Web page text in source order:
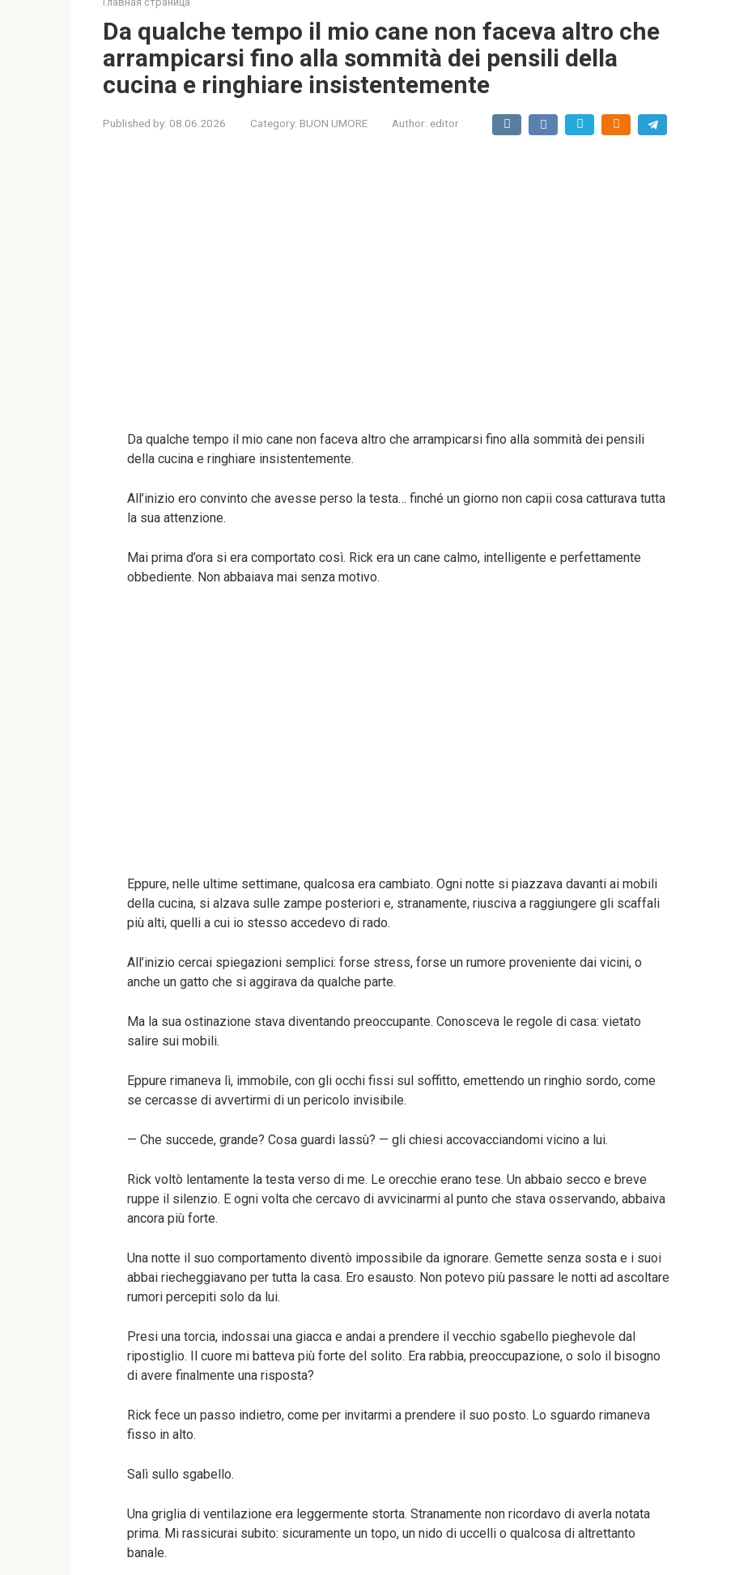
Da qualche tempo il mio cane non faceva altro che
arrampicarsi fino alla sommità dei pensili della
cucina e ringhiare insistentemente
Published by: 08.06.2026 Category: BUON UMORE Author: editor
Da qualche tempo il mio cane non faceva altro che arrampicarsi fino alla sommità dei pensili
della cucina e ringhiare insistentemente.
All’inizio ero convinto che avesse perso la testa… finché un giorno non capii cosa catturava tutta
la sua attenzione.
Mai prima d’ora si era comportato così. Rick era un cane calmo, intelligente e perfettamente
obbediente. Non abbaiava mai senza motivo.
Eppure, nelle ultime settimane, qualcosa era cambiato. Ogni notte si piazzava davanti ai mobili
della cucina, si alzava sulle zampe posteriori e, stranamente, riusciva a raggiungere gli scaffali
più alti, quelli a cui io stesso accedevo di rado.
All’inizio cercai spiegazioni semplici: forse stress, forse un rumore proveniente dai vicini, o
anche un gatto che si aggirava da qualche parte.
Ma la sua ostinazione stava diventando preoccupante. Conosceva le regole di casa: vietato
salire sui mobili.
Eppure rimaneva lì, immobile, con gli occhi fissi sul soffitto, emettendo un ringhio sordo, come
se cercasse di avvertirmi di un pericolo invisibile.
— Che succede, grande? Cosa guardi lassù? — gli chiesi accovacciandomi vicino a lui.
Rick voltò lentamente la testa verso di me. Le orecchie erano tese. Un abbaio secco e breve
ruppe il silenzio. E ogni volta che cercavo di avvicinarmi al punto che stava osservando, abbaiva
ancora più forte.
Una notte il suo comportamento diventò impossibile da ignorare. Gemette senza sosta e i suoi
abbai riecheggiavano per tutta la casa. Ero esausto. Non potevo più passare le notti ad ascoltare
rumori percepiti solo da lui.
Presi una torcia, indossai una giacca e andai a prendere il vecchio sgabello pieghevole dal
ripostiglio. Il cuore mi batteva più forte del solito. Era rabbia, preoccupazione, o solo il bisogno
di avere finalmente una risposta?
Rick fece un passo indietro, come per invitarmi a prendere il suo posto. Lo sguardo rimaneva
fisso in alto.
Salì sullo sgabello.
Una griglia di ventilazione era leggermente storta. Stranamente non ricordavo di averla notata
prima. Mi rassicurai subito: sicuramente un topo, un nido di uccelli o qualcosa di altrettanto
banale.